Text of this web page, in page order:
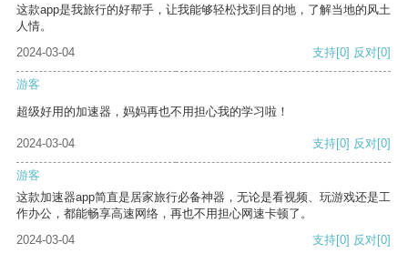
这款app是我旅行的好帮手，让我能够轻松找到目的地，了解当地的风土
人情。
2024-03-04
支持[0] 反对[0]
游客
超级好用的加速器，妈妈再也不用担心我的学习啦！
2024-03-04 支持[0] 反对[0]
游客
这款加速器app简直是居家旅行必备神器，无论是看视频、玩游戏还是工
作办公，都能畅享高速网络，再也不用担心网速卡顿了。
2024-03-04
支持[0] 反对[0]